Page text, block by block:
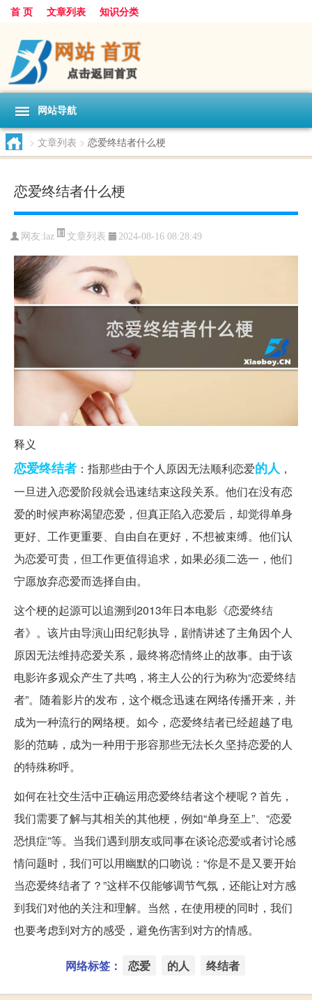
首 页 文章列表 知识分类
网站导航
> 文章列表 > 恋爱终结者什么梗
恋爱终结者什么梗
网友:laz 文章列表 2024-08-16 08:28:49
释义
恋爱终结者 ：指那些由于个人原因无法顺利恋爱的人 ，
一旦进入恋爱阶段就会迅速结束这段关系。他们在没有恋
爱的时候声称渴望恋爱，但真正陷入恋爱后，却觉得单身
更好、工作更重要、自由自在更好，不想被束缚。他们认
为恋爱可贵，但工作更值得追求，如果必须二选一，他们
宁愿放弃恋爱而选择自由。
这个梗的起源可以追溯到2013年日本电影《恋爱终结
者》。该片由导演山田纪彰执导，剧情讲述了主角因个人
原因无法维持恋爱关系，最终将恋情终止的故事。由于该
电影许多观众产生了共鸣，将主人公的行为称为“恋爱终结
者”。随着影片的发布，这个概念迅速在网络传播开来，并
成为一种流行的网络梗。如今，恋爱终结者已经超越了电
影的范畴，成为一种用于形容那些无法长久坚持恋爱的人
的特殊称呼。
如何在社交生活中正确运用恋爱终结者这个梗呢？首先，
我们需要了解与其相关的其他梗，例如“单身至上”、“恋爱
恐惧症”等。当我们遇到朋友或同事在谈论恋爱或者讨论感
情问题时，我们可以用幽默的口吻说：“你是不是又要开始
当恋爱终结者了？”这样不仅能够调节气氛，还能让对方感
到我们对他的关注和理解。当然，在使用梗的同时，我们
也要考虑到对方的感受，避免伤害到对方的情感。
网络标签： 恋爱 的人 终结者